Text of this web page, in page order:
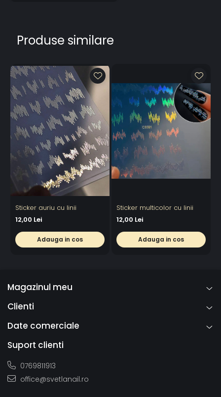
Produse similare
Sticker auriu cu linii
12,00 Lei
Adauga in cos
Sticker multicolor cu linii
12,00 Lei
Adauga in cos
Magazinul meu
Clienti
Date comerciale
Suport clienti
0769811913
office@svetlanail.ro